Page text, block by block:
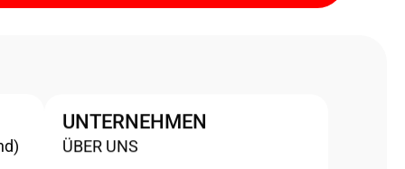
UNTERNEHMEN
ÜBER UNS